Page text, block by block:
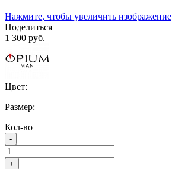
Нажмите, чтобы увеличить изображение
Поделиться
1 300 руб.
Цвет:
Размер:
Кол-во
-
+